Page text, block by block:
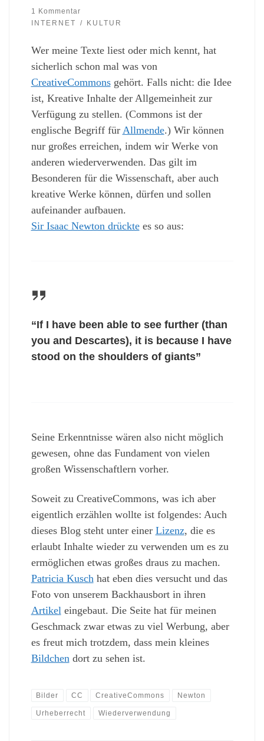
1 Kommentar
INTERNET
KULTUR
Wer meine Texte liest oder mich kennt, hat
sicherlich schon mal was von
CreativeCommonsgehört. Falls nicht: die Idee
ist, Kreative Inhalte der Allgemeinheit zur
Verfügung zu stellen. (Commons ist der
englische Begriff für Allmende.) Wir können
nur großes erreichen, indem wir Werke von
anderen wiederverwenden. Das gilt im
Besonderen für die Wissenschaft, aber auch
kreative Werke können, dürfen und sollen
aufeinander aufbauen.
Sir Isaac Newton drücktees so aus:
“If I have been able to see further (than
you and Descartes), it is because I have
stood on the shoulders of giants”
Seine Erkenntnisse wären also nicht möglich
gewesen, ohne das Fundament von vielen
großen Wissenschaftlern vorher.
Soweit zu CreativeCommons, was ich aber
eigentlich erzählen wollte ist folgendes: Auch
dieses Blog steht unter einer Lizenz, die es
erlaubt Inhalte wieder zu verwenden um es zu
ermöglichen etwas großes draus zu machen.
Patricia Kusch hat eben dies versucht und das
Foto von unserem Backhausbort in ihren
Artikel eingebaut. Die Seite hat für meinen
Geschmack zwar etwas zu viel Werbung, aber
es freut mich trotzdem, dass mein kleines
Bildchen dort zu sehen ist.
Bilder CC CreativeCommons Newton
Urheberrecht Wiederverwendung